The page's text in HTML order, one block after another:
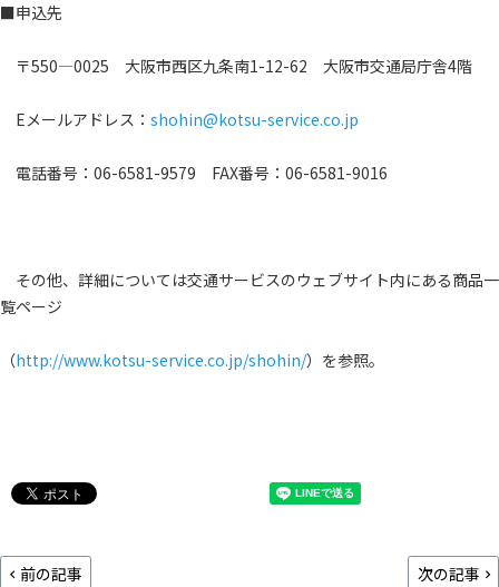
■申込先
〒550―0025 大阪市西区九条南1-12-62 大阪市交通局庁舎4階
Eメールアドレス： shohin@kotsu-service.co.jp
電話番号：06-6581-9579 FAX番号：06-6581-9016
その他、詳細については交通サービスのウェブサイト内にある商品一
覧ページ
（http://www.kotsu-service.co.jp/shohin/）を参照。
前の記事 次の記事